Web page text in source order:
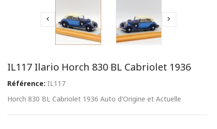
IL117 Ilario Horch 830 BL Cabriolet 1936
Référence: IL117
Horch 830 BL Cabriolet 1936 Auto d'Origine et Actuelle